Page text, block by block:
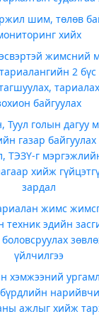
шим, төлөв
хийх
жимсний
2 бүс
байгуулах
Туул голын дагуу
газар байгуулах
ТЭЗҮ-г
хийж
зардал
жимс
техник эдийн
үйлчилгээ
хэмжээний
ажлыг хийж